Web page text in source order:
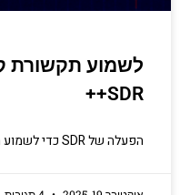
לשמוע תקשורת
SDR++
הפעלה של SDR כדי לשמוע תשדורת של מטוסים ומגדל פיקוח.